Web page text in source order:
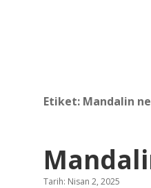
Etiket: Mandalin
Tarih: Nisan 2, 2025